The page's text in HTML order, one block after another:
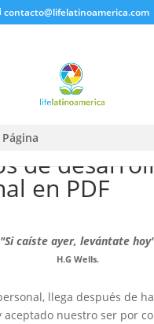
contacto@lifelatinoamerica.com
de
en PDF
"Si caíste ayer, levántate
H.G Wells.
llega después de
aceptado nuestro ser por